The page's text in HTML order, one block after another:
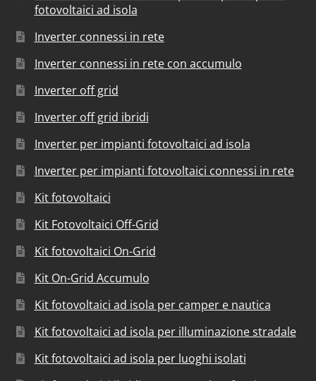
fotovoltaici ad isola
Inverter connessi in rete
Inverter connessi in rete con accumulo
Inverter off grid
Inverter off grid ibridi
Inverter per impianti fotovoltaici ad isola
Inverter per impianti fotovoltaici connessi in rete
Kit fotovoltaici
Kit Fotovoltaici Off-Grid
Kit fotovoltaici On-Grid
Kit On-Grid Accumulo
Kit fotovoltaici ad isola per camper e nautica
Kit fotovoltaici ad isola per illuminazione stradale
Kit fotovoltaici ad isola per luoghi isolati